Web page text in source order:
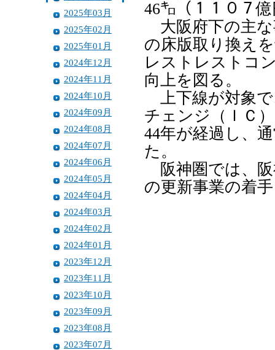
2025年03月
2025年02月
2025年01月
2024年12月
2024年11月
2024年10月
2024年09月
2024年08月
2024年07月
2024年06月
2024年05月
2024年04月
2024年03月
2024年02月
2024年01月
2023年12月
2023年11月
2023年10月
2023年09月
2023年08月
2023年07月
46㌔（１１０７
大阪府下の主な
の床版取り換え
レストレストコ
向上を図る。
上下線が対象で
チェンジ（ＩＣ
44年が経過し、
た。
阪神圏では、阪
の更新事業の着